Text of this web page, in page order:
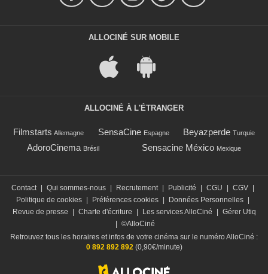
ALLOCINÉ SUR MOBILE
ALLOCINÉ À L'ÉTRANGER
Filmstarts Allemagne SensaCine Espagne Beyazperde Turquie
AdoroCinema Brésil Sensacine México Mexique
Contact Qui sommes-nous Recrutement Publicité CGU CGV
Politique de cookies
Préférences cookies Données Personnelles
Revue de presse
Charte d'écriture Les services AlloCiné
Gérer Utiq
©AlloCiné
Retrouvez tous les horaires et infos de votre cinéma sur le numéro AlloCiné :
0 892 892 892(0,90€/minute)